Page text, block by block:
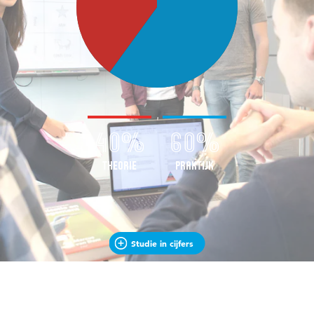
60%
Praktijk
40%
Theorie
Studie in cijfers